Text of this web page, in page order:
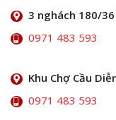
3 nghách 180/
0971 483 593
Khu Chợ Cầu
0971 483 593